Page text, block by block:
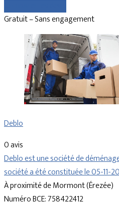
Gratuit – Sans engagement
Deblo
0 avis
Deblo est une société de
société a été constituée le 05-11-
À proximité de Mormont (Érezée)
Numéro BCE: 758422412